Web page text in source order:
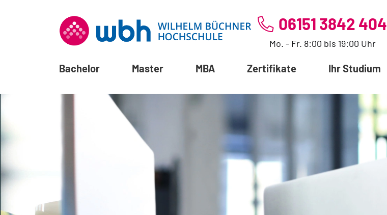
06151 3842 404
Mo. - Fr. 8:00 bis 19:00 Uhr
Bachelor Master MBA Zertifikate Ihr Studium